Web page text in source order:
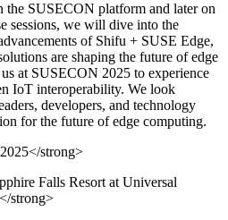
the SUSECON platform and later on
sessions, we will dive into the
of Shifu + SUSE Edge,
are shaping the future of edge
at SUSECON 2025 to experience
IoT interoperability. We look
developers, and technology
for the future of edge computing.
</strong>
Falls Resort at Universal
</strong>